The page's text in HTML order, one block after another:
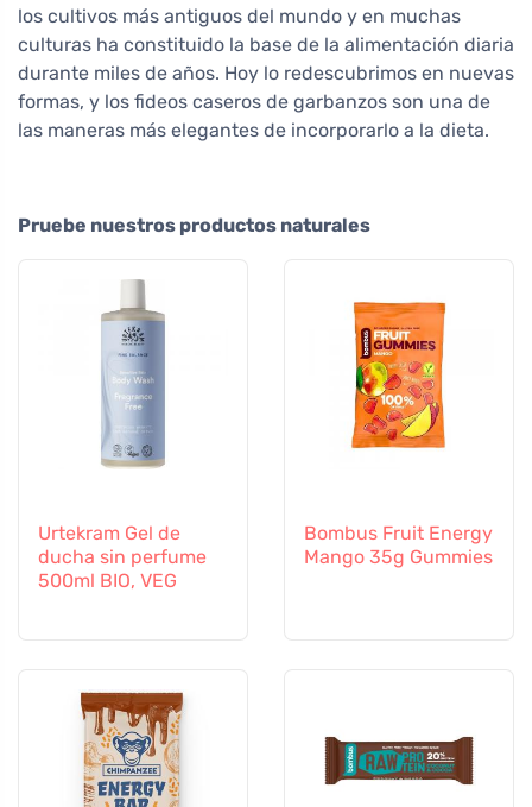
los cultivos más antiguos del mundo y en muchas
culturas ha constituido la base de la alimentación diaria
durante miles de años. Hoy lo redescubrimos en nuevas
formas, y los fideos caseros de garbanzos son una de
las maneras más elegantes de incorporarlo a la dieta.
Pruebe nuestros productos naturales
Urtekram Gel de
ducha sin perfume
500ml BIO, VEG
Bombus Fruit Energy
Mango 35g Gummies